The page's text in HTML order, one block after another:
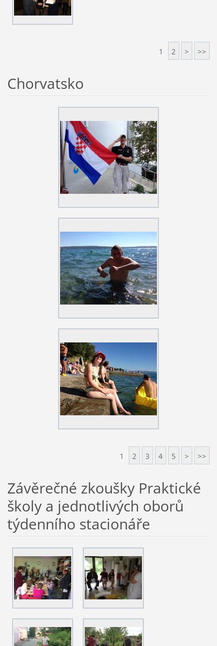
1 2 > >>
Chorvatsko
1 2 3 4 5 > >>
Závěrečné zkoušky Praktické
školy a jednotlivých oborů
týdenního stacionáře